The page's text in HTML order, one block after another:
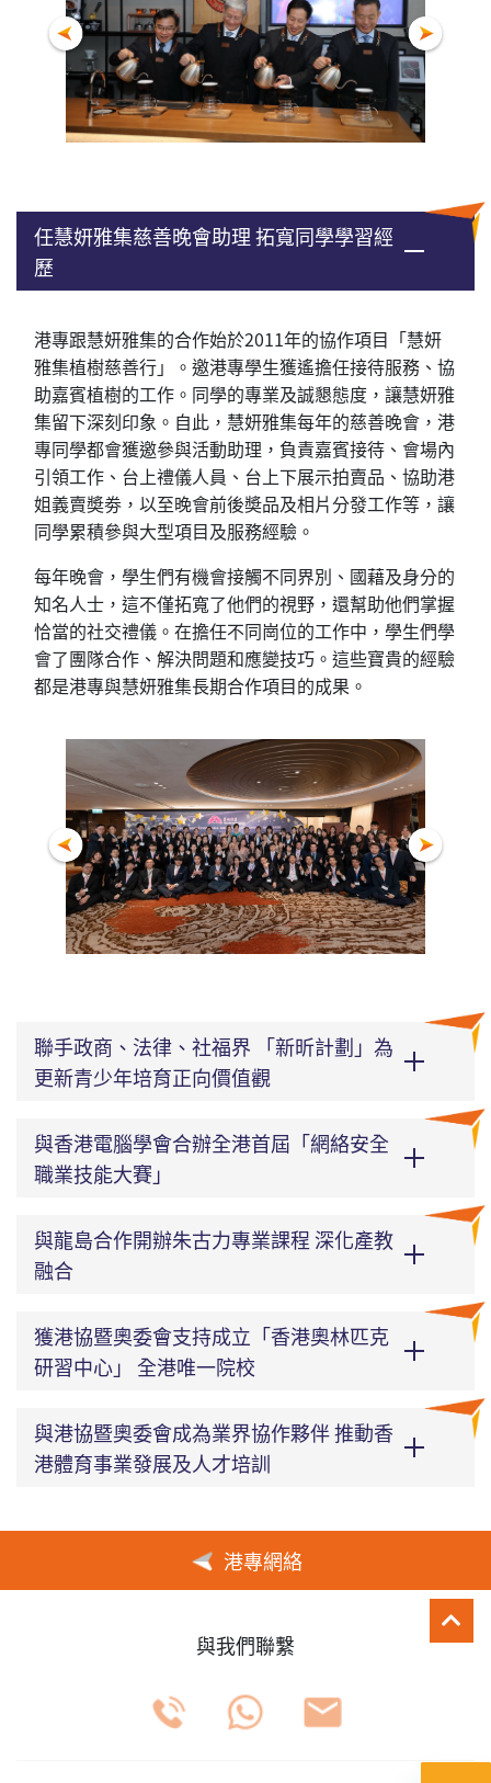
任慧妍雅集慈善晚會助理 拓寬同學學習經
歷
港專跟慧妍雅集的合作始於2011年的協作項目「慧妍
雅集植樹慈善行」。邀港專學生獲遙擔任接待服務、協
助嘉賓植樹的工作。同學的專業及誠懇態度，讓慧妍雅
集留下深刻印象。自此，慧妍雅集每年的慈善晚會，港
專同學都會獲邀參與活動助理，負責嘉賓接待、會場內
引領工作、台上禮儀人員、台上下展示拍賣品、協助港
姐義賣奬劵，以至晚會前後奬品及相片分發工作等，讓
同學累積參與大型項目及服務經驗。
每年晚會，學生們有機會接觸不同界別、國藉及身分的
知名人士，這不僅拓寬了他們的視野，還幫助他們掌握
恰當的社交禮儀。在擔任不同崗位的工作中，學生們學
會了團隊合作、解決問題和應變技巧。這些寶貴的經驗
都是港專與慧妍雅集長期合作項目的成果。
聯手政商、法律、社福界 「新昕計劃」為
更新青少年培育正向價值觀
與香港電腦學會合辦全港首屆「網絡安全
職業技能大賽」
與龍島合作開辦朱古力專業課程 深化產教
融合
獲港協暨奧委會支持成立「香港奧林匹克
研習中心」 全港唯一院校
與港協暨奧委會成為業界協作夥伴 推動香
港體育事業發展及人才培訓
港專網絡
與我們聯繫